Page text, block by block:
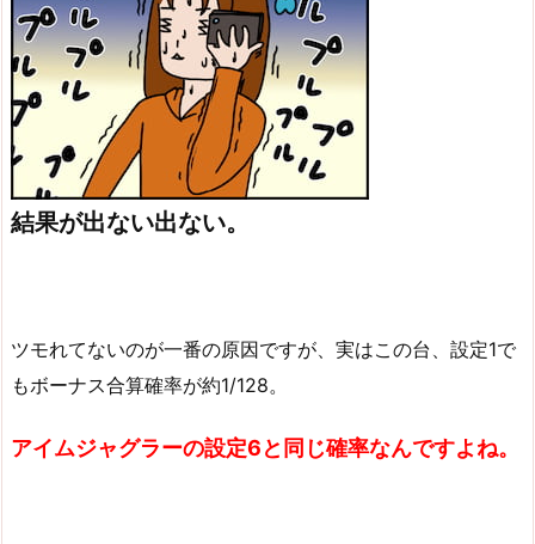
結果が出ない出ない。
ツモれてないのが一番の原因ですが、実はこの台、設定1で
もボーナス合算確率が約1/128。
アイムジャグラーの設定6と同じ確率なんですよね。